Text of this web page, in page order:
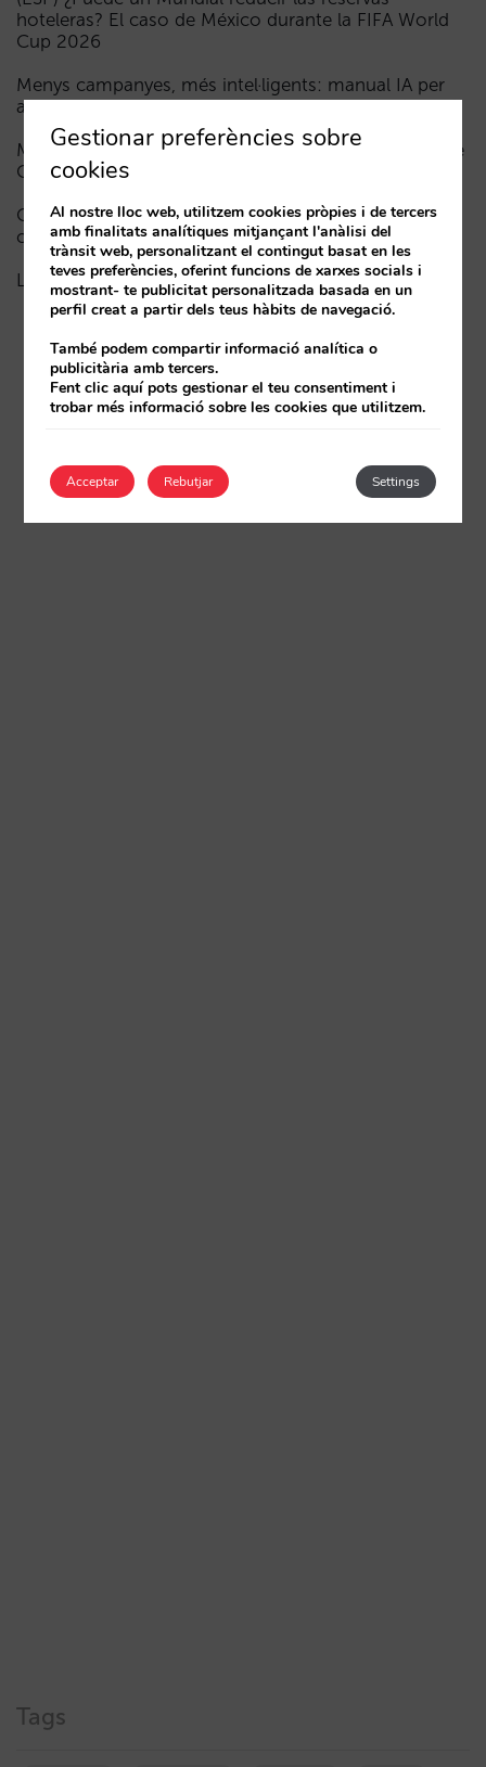
hoteleras? El caso de México durante la FIFA World
Cup 2026
Menys campanyes, més intel·ligents: manual IA per
actualitzar el màrqueting digital del teu hotel (part 1)
Madrid davant la Fórmula 1: aprenentatges del GP de
Catalunya i del GP de Ciutat de Mèxic per als hotels
Com apareix un hotel en els assistents d’IA: les tres
capes de visibilitat
La fi de l’era “Book on Metasearch”
Tags
Gestionar preferències sobre
cookies
Al nostre lloc web, utilitzem cookies pròpies i de tercers
amb finalitats analítiques mitjançant l'anàlisi del
trànsit web, personalitzant el contingut basat en les
teves preferències, oferint funcions de xarxes socials i
mostrant- te publicitat personalitzada basada en un
perfil creat a partir dels teus hàbits de navegació.
També podem compartir informació analítica o
publicitària amb tercers.
Fent clic aquí pots gestionar el teu consentiment i
trobar més informació sobre les cookies que utilitzem.
Acceptar Settings
Rebutjar